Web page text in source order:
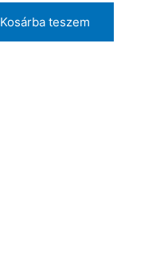
Kosárba teszem